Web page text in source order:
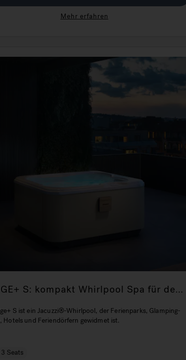
Mehr erfahren
S: kompakt Whirlpool Spa für den
S ist ein Jacuzzi®-Whirlpool, der Ferienparks, Glamping-
Hotels und Feriendörfern gewidmet ist.
3 Seats